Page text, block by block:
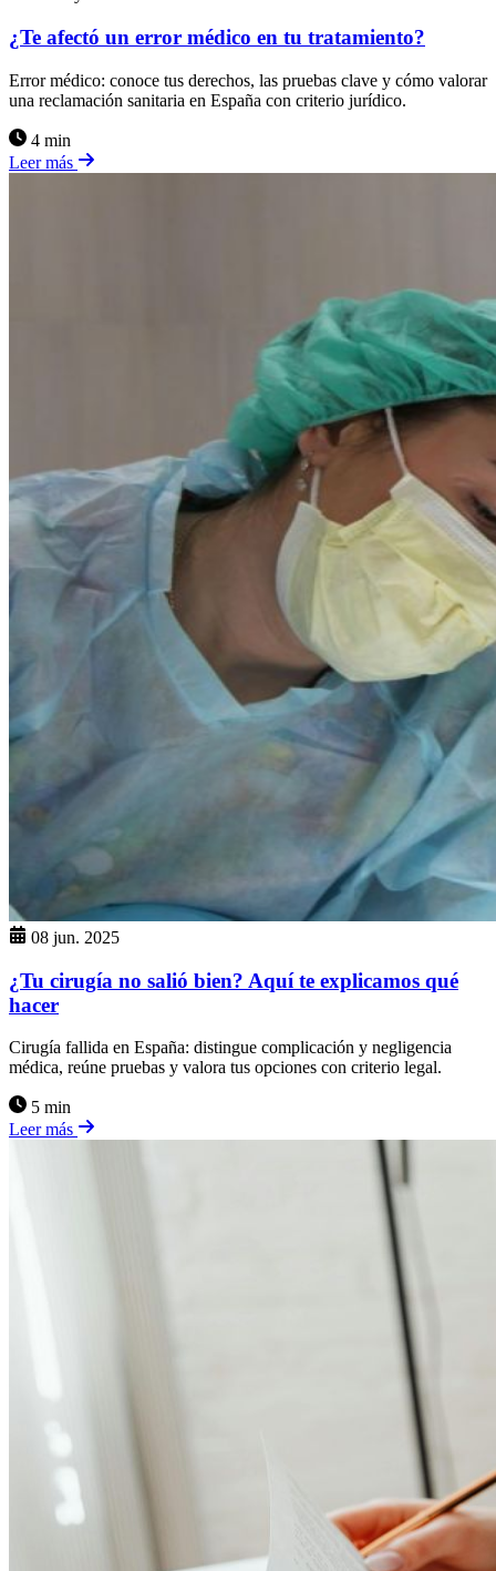
¿Te afectó un error médico en tu tratamiento?
Error médico: conoce tus derechos, las pruebas clave y cómo valorar
una reclamación sanitaria en España con criterio jurídico.
4 min
Leer más
08 jun. 2025
¿Tu cirugía no salió bien? Aquí te explicamos qué
hacer
Cirugía fallida en España: distingue complicación y negligencia
médica, reúne pruebas y valora tus opciones con criterio legal.
5 min
Leer más